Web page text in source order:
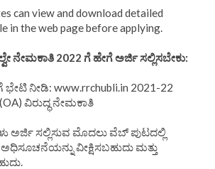
can view and download detailed
in the web page before applying.
ನೇಮಕಾತಿ 2022 ಗೆ ಹೇಗೆ ಅರ್ಜಿ ಸಲ್ಲಿಸಬೇಕು:
ನೀಡಿ: www.rrchubli.in 2021-22
ವಿರುದ್ಧ ನೇಮಕಾತಿ
ಅರ್ಜಿ ಸಲ್ಲಿಸುವ ಮೊದಲು ವೆಬ್ ಪುಟದಲ್ಲಿ
ವೀಕ್ಷಿಸಬಹುದು ಮತ್ತು